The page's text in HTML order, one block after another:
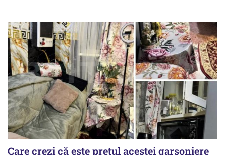
Care crezi că este prețul acestei garsoniere